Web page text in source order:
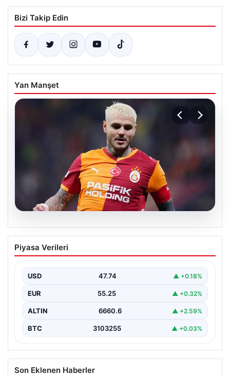
Bizi Takip Edin
Yan Manşet
07.08.2026
Mauro Icardi ile Galatasaray arasındaki
aşk tamamen bitti!
Piyasa Verileri
USD 47.74 ▲ +0.18%
EUR 55.25 ▲ +0.32%
ALTIN 6660.6 ▲ +2.59%
BTC 3103255 ▲ +0.03%
Son Eklenen Haberler